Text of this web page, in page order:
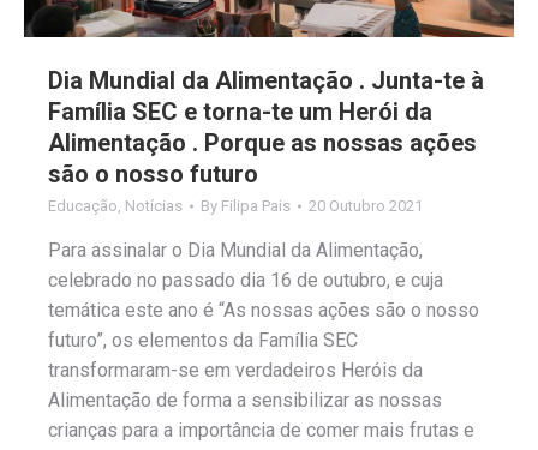
Dia Mundial da Alimentação . Junta-te à
Família SEC e torna-te um Herói da
Alimentação . Porque as nossas ações
são o nosso futuro
Educação Notícias By Filipa Pais 20 Outubro 2021
Para assinalar o Dia Mundial da Alimentação,
celebrado no passado dia 16 de outubro, e cuja
temática este ano é “As nossas ações são o nosso
futuro”, os elementos da Família SEC
transformaram-se em verdadeiros Heróis da
Alimentação de forma a sensibilizar as nossas
crianças para a importância de comer mais frutas e